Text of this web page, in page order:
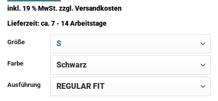
inkl. 19 % MwSt.zzgl.Versandkosten
Lieferzeit:ca. 7 - 14 Arbeitstage
Größe
Farbe
Ausführung